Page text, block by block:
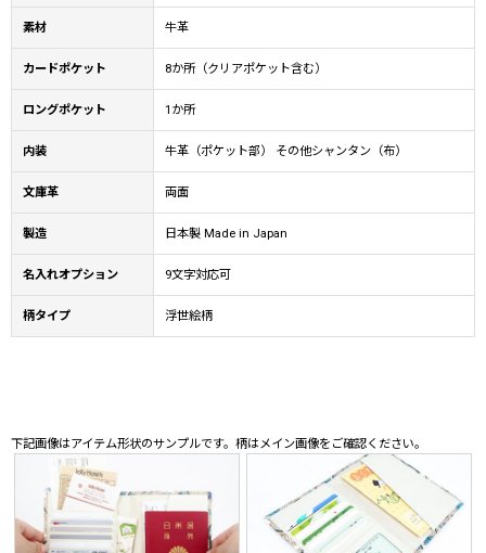
素材 牛革
カードポケット 8か所（クリアポケット含む）
ロングポケット 1か所
内装 牛革（ポケット部） その他シャンタン（布）
文庫革 両面
製造 日本製 Made in Japan
名入れオプション 9文字対応可
柄タイプ 浮世絵柄
下記画像はアイテム形状のサンプルです。柄はメイン画像をご確認ください。